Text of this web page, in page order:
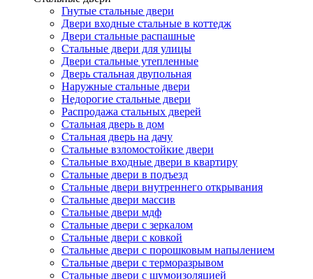
Гнутые стальные двери
Двери входные стальные в коттедж
Двери стальные распашные
Стальные двери для улицы
Двери стальные утепленные
Дверь стальная двупольная
Наружные стальные двери
Недорогие стальные двери
Распродажа стальных дверей
Стальная дверь в дом
Стальная дверь на дачу
Стальные взломостойкие двери
Стальные входные двери в квартиру
Стальные двери в подъезд
Стальные двери внутреннего открывания
Стальные двери массив
Стальные двери мдф
Стальные двери с зеркалом
Стальные двери с ковкой
Стальные двери с порошковым напылением
Стальные двери с терморазрывом
Стальные двери с шумоизоляцией